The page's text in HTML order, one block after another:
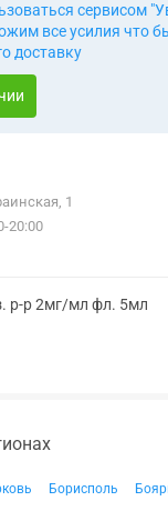
сервисом
все усилия что
доставку
1
20:00
р-р 2мг/мл фл. 5мл
Борисполь